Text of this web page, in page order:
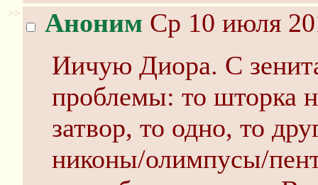
>> Аноним Ср 10 июля
Иичую Диора. С
проблемы: то шторка
затвор, то одно, то
никоны/олимпусы/